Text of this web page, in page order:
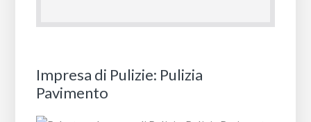
Impresa di Pulizie: Pulizia
Pavimento